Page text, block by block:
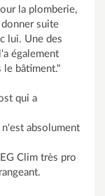
la plomberie,
suite
lui. Une des
également
le bâtiment."
qui a
absolument
Clim très pro